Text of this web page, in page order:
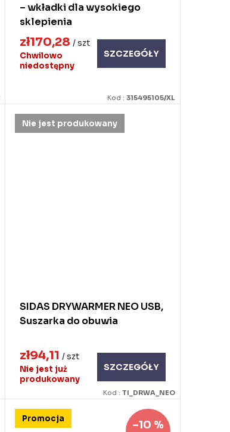
– wkładki dla wysokiego
sklepienia
zł170,28 / szt
Chwilowo
niedostępny
SZCZEGÓŁY
Kod : 315495105/XL
Nie jest produkowany
SIDAS DRYWARMER NEO USB,
Suszarka do obuwia
zł94,11 / szt
Nie jest już
produkowany
SZCZEGÓŁY
Kod : TI_DRWA_NEO
Promocja –10 %